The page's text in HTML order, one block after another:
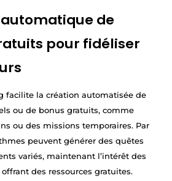
de
pour fidéliser
facilite la création automatisée de
ou de bonus gratuits, comme
ou des missions temporaires. Par
peuvent générer des quêtes
variés, maintenant l’intérêt des
des ressources gratuites.